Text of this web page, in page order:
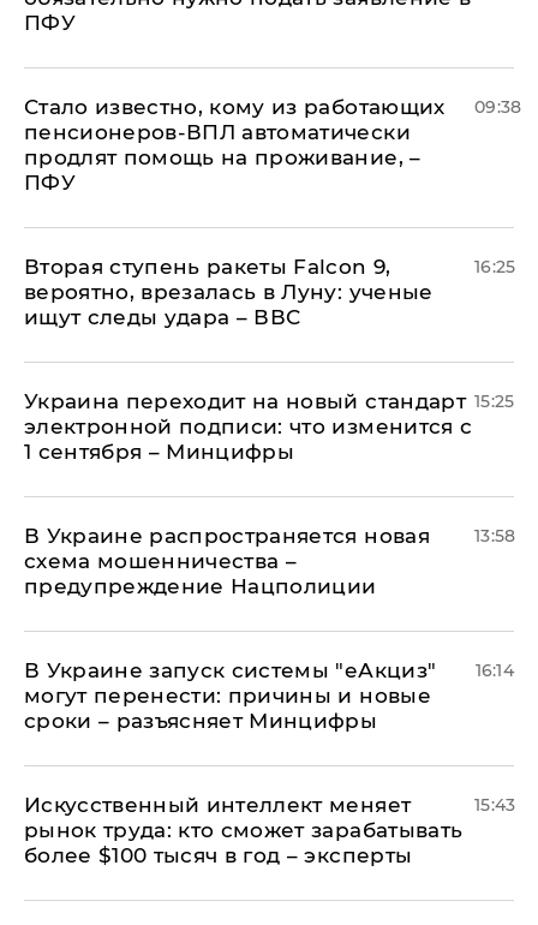
ПФУ
Стало известно, кому из работающих
пенсионеров-ВПЛ автоматически
продлят помощь на проживание, –
ПФУ
09:38
Вторая ступень ракеты Falcon 9,
вероятно, врезалась в Луну: ученые
ищут следы удара – ВВС
16:25
Украина переходит на новый стандарт
электронной подписи: что изменится с
1 сентября – Минцифры
15:25
В Украине распространяется новая
схема мошенничества –
предупреждение Нацполиции
13:58
В Украине запуск системы "еАкциз"
могут перенести: причины и новые
сроки – разъясняет Минцифры
16:14
Искусственный интеллект меняет
рынок труда: кто сможет зарабатывать
более $100 тысяч в год – эксперты
15:43